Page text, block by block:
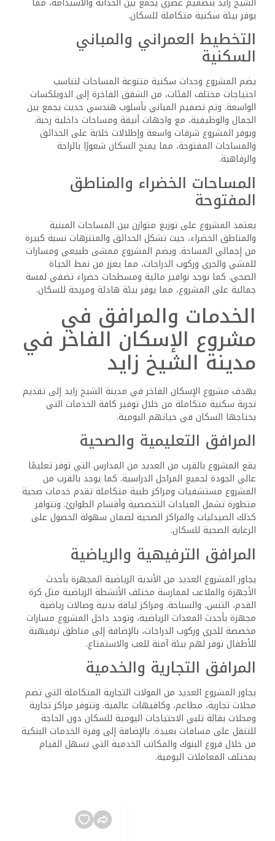
يوفر بيئة سكنية متكاملة للسكان.
التخطيط العمراني والمباني
السكنية
يضم المشروع وحدات سكنية متنوعة المساحات لتناسب
احتياجات مختلف الفئات، من الشقق الفاخرة إلى الدوبلكسات
الواسعة. وتم تصميم المباني بأسلوب هندسي حديث يجمع بين
الجمال والوظيفية، مع واجهات أنيقة ومساحات داخلية رحبة.
ويوفر المشروع شرفات واسعة وإطلالات خلابة على الحدائق
والمساحات المفتوحة، مما يمنح السكان شعورًا بالراحة
والرفاهية.
المساحات الخضراء والمناطق
المفتوحة
يعتمد المشروع على توزيع متوازن بين المساحات المبنية
والمناطق الخضراء، حيث تشكل الحدائق والمتنزهات نسبة كبيرة
من إجمالي المساحة. ويضم المشروع ممشى طبيعي ومسارات
للمشي والجري وركوب الدراجات، مما يعزز من نمط الحياة
الصحي. كما توجد نوافير مائية ومسطحات خضراء تضفي لمسة
جمالية على المشروع، مما يوفر بيئة هادئة ومريحة للسكان.
الخدمات والمرافق في
مشروع الإسكان الفاخر في
مدينة الشيخ زايد
يهدف مشروع الإسكان الفاخر في مدينة الشيخ زايد إلى تقديم
تجربة سكنية متكاملة من خلال توفير كافة الخدمات التي
يحتاجها السكان في حياتهم اليومية.
المرافق التعليمية والصحية
يقع المشروع بالقرب من العديد من المدارس التي توفر تعليمًا
عالي الجودة لجميع المراحل الدراسية. كما يوجد بالقرب من
المشروع مستشفيات ومراكز طبية متكاملة تقدم خدمات صحية
متطورة تشمل العيادات التخصصية وأقسام الطوارئ. وتتوافر
كذلك الصيدليات والمراكز الصحية لضمان سهولة الحصول على
الرعاية الصحية للسكان.
المرافق الترفيهية والرياضية
يجاور المشروع العديد من الأندية الرياضية المجهزة بأحدث
الأجهزة والملاعب لممارسة مختلف الأنشطة الرياضية مثل كرة
القدم، التنس، والسباحة. ومراكز لياقة بدنية وصالات رياضية
مجهزة بأحدث المعدات الرياضية، وتوجد داخل المشروع مسارات
مخصصة للجري وركوب الدراجات، بالإضافة إلى مناطق ترفيهية
للأطفال توفر لهم بيئة آمنة للعب والاستمتاع.
المرافق التجارية والخدمية
يجاور المشروع العديد من المولات التجارية المتكاملة التي تضم
محلات تجارية، مطاعم، وكافيهات عالمية. وتتوفر مراكز تجارية
ومحلات بقالة تلبي الاحتياجات اليومية للسكان دون الحاجة
للتنقل على مسافات بعيدة. بالإضافة إلى وفرة الخدمات البنكية
من خلال فروع البنوك والمكاتب الخدمية التي تسهل القيام
بمختلف المعاملات اليومية.